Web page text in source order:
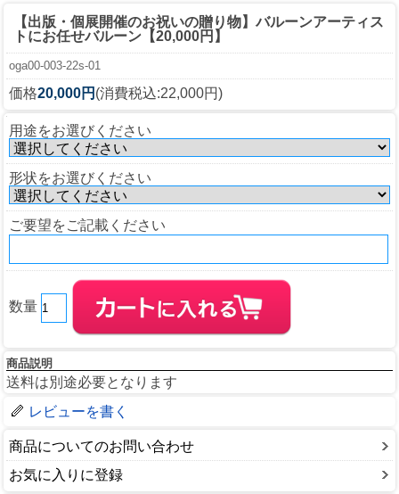
【出版・個展開催のお祝いの贈り物】バルーンアーティス
トにお任せバルーン【20,000円】
oga00-003-22s-01
価格20,000円 (消費税込:22,000円)
用途をお選びください
形状をお選びください
ご要望をご記載ください
数量
商品説明
送料は別途必要となります
レビューを書く
商品についてのお問い合わせ
お気に入りに登録